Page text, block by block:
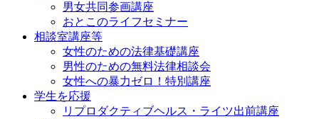
男女共同参画講座
おとこのライフセミナー
相談室講座等
女性のための法律基礎講座
男性のための無料法律相談会
女性への暴力ゼロ！特別講座
学生を応援
リプロダクティブヘルス・ライツ出前講座